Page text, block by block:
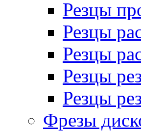
Резцы
Резцы
Резцы
Резцы
Резцы
Фрезы